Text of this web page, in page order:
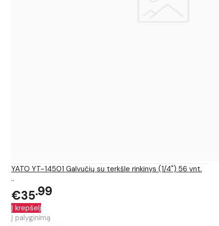
YATO YT-14501 Galvučių su terkšle rinkinys (1/4") 56 vnt.
..
€3599
Į krepšelį
Į palyginimą